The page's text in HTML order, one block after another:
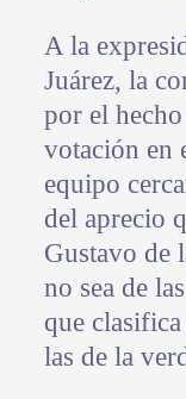
A la
Juárez, la
por el
votación en
equipo
del aprecio
Gustavo de
no sea de
que
las de la